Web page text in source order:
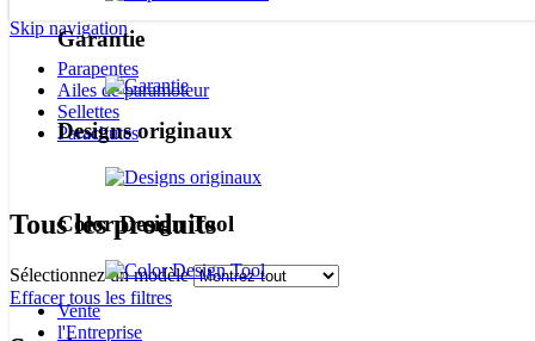
Garantie
Designs originaux
Color Design Tool
Vente
l'Entreprise
Skip navigation
Parapentes
Ailes de paramoteur
Sellettes
Parachutes
Tous les produits
Sélectionnez un modèle
Effacer tous les filtres